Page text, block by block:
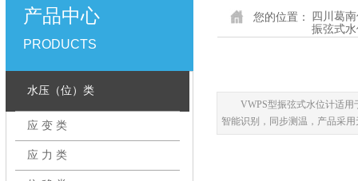
产品中心
PRODUCTS
您的位置：
四川葛
振弦式
VWPS型振弦式水位计适
智能识别，同步测温，产品采
水压（位）类
应 变 类
应 力 类